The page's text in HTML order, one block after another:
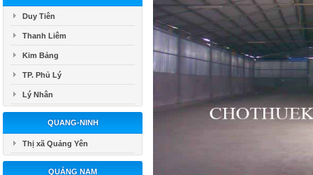
Duy Tiên
Thanh Liêm
Kim Bảng
TP. Phủ Lý
Lý Nhân
QUANG-NINH
Thị xã Quảng Yên
QUẢNG NAM